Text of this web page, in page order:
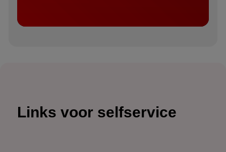
Links voor selfservice